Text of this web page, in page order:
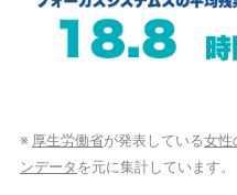
※ 厚生労働省が発表している女性
ンデータ を元に集計しています。